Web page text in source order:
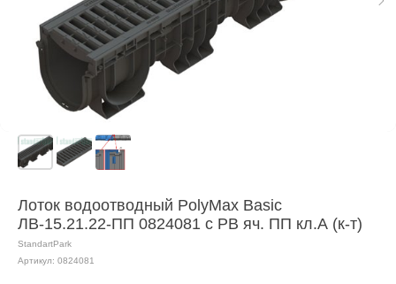
Лоток водоотводный PolyMax Basic
ЛВ-15.21.22-ПП 0824081 c РВ яч. ПП кл.А (к-т)
StandartPark
Артикул: 0824081